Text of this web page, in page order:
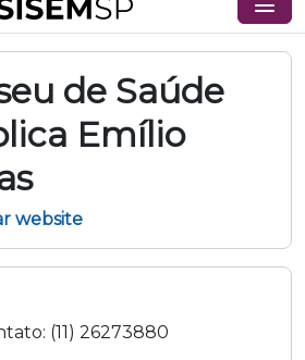
de Saúde
Emílio
website
(11) 26273880